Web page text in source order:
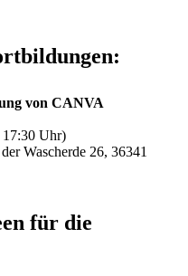
von CANVA
17:30 Uhr)
Wascherde 26, 36341
für die